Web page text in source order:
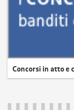
Concorsi in atto e